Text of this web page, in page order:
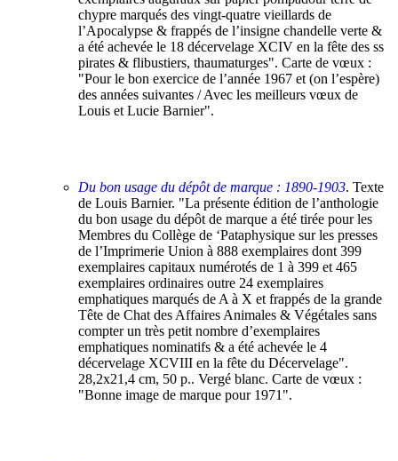
chypre marqués des vingt-quatre vieillards de
l’Apocalypse & frappés de l’insigne chandelle verte &
a été achevée le 18 décervelage XCIV en la fête des ss
pirates & flibustiers, thaumaturges". Carte de vœux :
"Pour le bon exercice de l’année 1967 et (on l’espère)
des années suivantes / Avec les meilleurs vœux de
Louis et Lucie Barnier".
Du bon usage du dépôt de marque : 1890-1903. Texte
de Louis Barnier. "La présente édition de l’anthologie
du bon usage du dépôt de marque a été tirée pour les
Membres du Collège de ‘Pataphysique sur les presses
de l’Imprimerie Union à 888 exemplaires dont 399
exemplaires capitaux numérotés de 1 à 399 et 465
exemplaires ordinaires outre 24 exemplaires
emphatiques marqués de A à X et frappés de la grande
Tête de Chat des Affaires Animales & Végétales sans
compter un très petit nombre d’exemplaires
emphatiques nominatifs & a été achevée le 4
décervelage XCVIII en la fête du Décervelage".
28,2x21,4 cm, 50 p.. Vergé blanc. Carte de vœux :
"Bonne image de marque pour 1971".